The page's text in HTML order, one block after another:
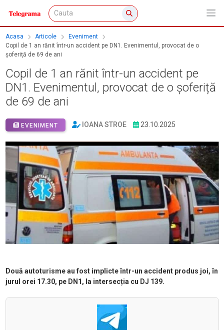
Acasa Articole
Eveniment
Copil de 1 an rănit într-un accident pe DN1. Evenimentul, provocat de o
șoferiță de 69 de ani
Copil de 1 an rănit într-un accident pe
DN1. Evenimentul, provocat de o șoferiță
de 69 de ani
EVENIMENT IOANA STROE 23.10.2025
Două autoturisme au fost implicte într-un accident produs joi, în
jurul orei 17.30, pe DN1, la intersecția cu DJ 139.